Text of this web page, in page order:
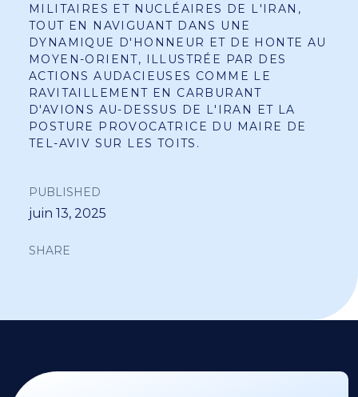
MILITAIRES ET NUCLÉAIRES DE L'IRAN,
TOUT EN NAVIGUANT DANS UNE
DYNAMIQUE D'HONNEUR ET DE HONTE AU
MOYEN-ORIENT, ILLUSTRÉE PAR DES
ACTIONS AUDACIEUSES COMME LE
RAVITAILLEMENT EN CARBURANT
D'AVIONS AU-DESSUS DE L'IRAN ET LA
POSTURE PROVOCATRICE DU MAIRE DE
TEL-AVIV SUR LES TOITS.
PUBLISHED
juin 13, 2025
SHARE